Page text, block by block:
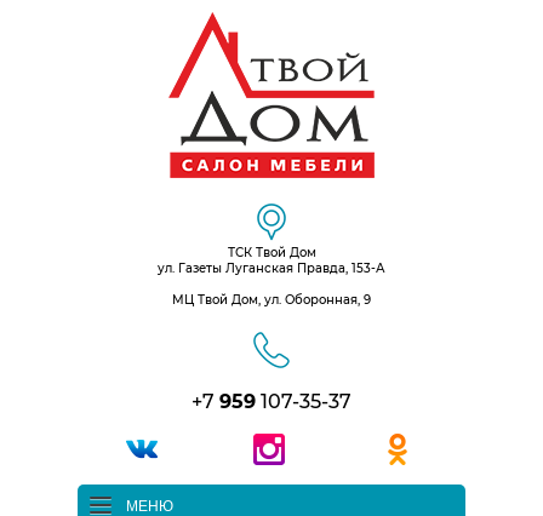
ТСК Твой Дом
ул. Газеты Луганская Правда, 153-А
МЦ Твой Дом, ул. Оборонная, 9
+7 959 107-35-37
МЕНЮ